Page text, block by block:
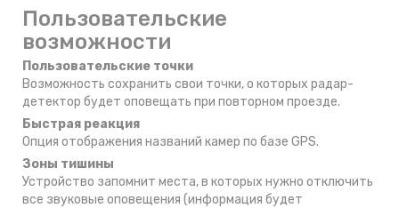
Пользовательские
возможности
Пользовательские точки
Возможность сохранить свои точки, о которых радар-
детектор будет оповещать при повторном проезде.
Быстрая реакция
Опция отображения названий камер по базе GPS.
Зоны тишины
Устройство запомнит места, в которых нужно отключить
все звуковые оповещения (информация будет